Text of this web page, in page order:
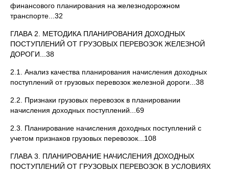
финансового планирования на железнодорожном
транспорте...32
ГЛАВА 2. МЕТОДИКА ПЛАНИРОВАНИЯ ДОХОДНЫХ
ПОСТУПЛЕНИЙ ОТ ГРУЗОВЫХ ПЕРЕВОЗОК ЖЕЛЕЗНОЙ
ДОРОГИ...38
2.1. Анализ качества планирования начисления доходных
поступлений от грузовых перевозок железной дороги...38
2.2. Признаки грузовых перевозок в планировании
начисления доходных поступлений...69
2.3. Планирование начисления доходных поступлений с
учетом признаков грузовых перевозок...108
ГЛАВА 3. ПЛАНИРОВАНИЕ НАЧИСЛЕНИЯ ДОХОДНЫХ
ПОСТУПЛЕНИЙ ОТ ГРУЗОВЫХ ПЕРЕВОЗОК В УСЛОВИЯХ